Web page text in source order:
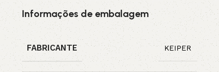
Informações de embalagem
FABRICANTE KEIPER